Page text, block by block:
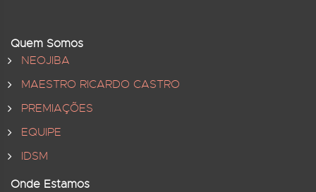
Quem Somos
NEOJIBA
MAESTRO RICARDO CASTRO
PREMIAÇÕES
EQUIPE
IDSM
Onde Estamos